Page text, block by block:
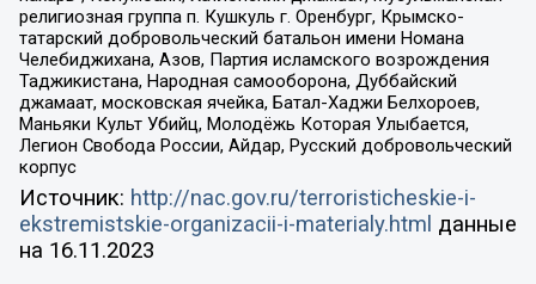
религиозная группа п. Кушкуль г. Оренбург, Крымско-
татарский добровольческий батальон имени Номана
Челебиджихана, Азов, Партия исламского возрождения
Таджикистана, Народная самооборона, Дуббайский
джамаат, московская ячейка, Батал-Хаджи Белхороев,
Маньяки Культ Убийц, Молодёжь Которая Улыбается,
Легион Свобода России, Айдар, Русский добровольческий
корпус
Источник: http://nac.gov.ru/terroristicheskie-i-
ekstremistskie-organizacii-i-materialy.html данные
на 16.11.2023